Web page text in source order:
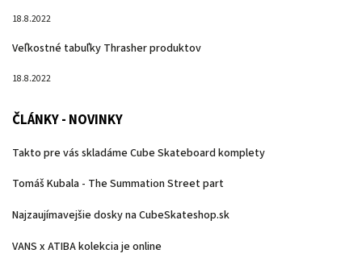
18.8.2022
Veľkostné tabuľky Thrasher produktov
18.8.2022
ČLÁNKY - NOVINKY
Takto pre vás skladáme Cube Skateboard komplety
Tomáš Kubala - The Summation Street part
Najzaujímavejšie dosky na CubeSkateshop.sk
VANS x ATIBA kolekcia je online